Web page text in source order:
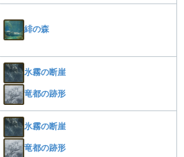
緋の森
氷霧の断崖
竜都の跡形
氷霧の断崖
竜都の跡形